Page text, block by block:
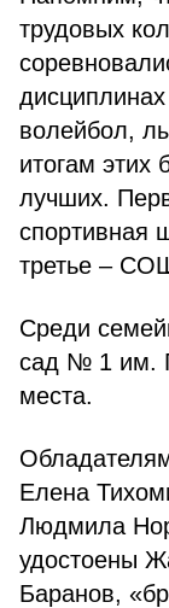
трудо­вых
волейбол,
итогам этих
лучших.
третье –
Среди
сад № 1 им.
места.
Еле­на
Людмила
удостоены
Баранов,